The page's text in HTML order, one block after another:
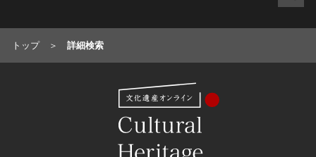
トップ 詳細検索